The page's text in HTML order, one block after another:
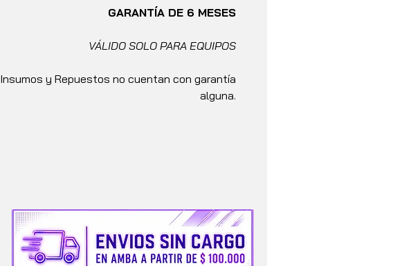
GARANTÍA DE 6 MESES
VÁLIDO SOLO PARA EQUIPOS
Insumos y Repuestos no cuentan con garantía
alguna.